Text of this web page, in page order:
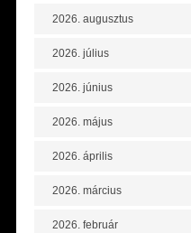
2026. augusztus
2026. július
2026. június
2026. május
2026. április
2026. március
2026. február